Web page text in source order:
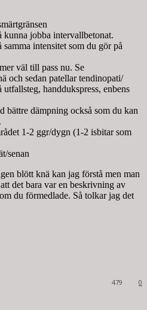
jobba intervallbetonat.
intensitet som du gör på
väl till pass nu. Se
och sedan patellar tendinopati/
handdukspress, enbens
bättre dämpning också som du kan
1-2 ggr/dygn (1-2 isbitar som
senan
blött knä kan jag förstå men man
det bara var en beskrivning av
du förmedlade. Så tolkar jag det
0
479